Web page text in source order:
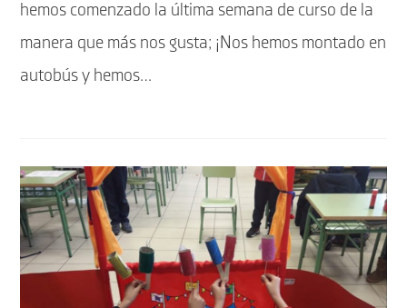
hemos comenzado la última semana de curso de la
manera que más nos gusta; ¡Nos hemos montado en
autobús y hemos…